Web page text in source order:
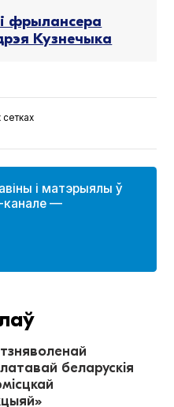
фрылансера
Кузнечыка
сетках
і матэрыялы ў
канале —
беларускія